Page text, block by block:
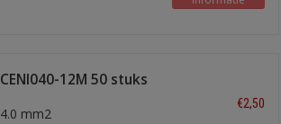
CENI040-12M 50 stuks
4.0 mm2
€2,50